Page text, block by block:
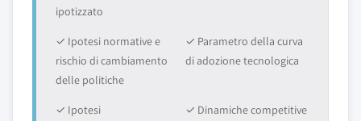
ipotizzato
✓ Ipotesi normative e
rischio di cambiamento
delle politiche
✓ Parametro della curva
di adozione tecnologica
✓ Ipotesi
✓ Dinamiche competitive